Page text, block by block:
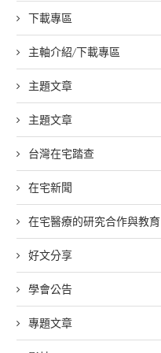
下載專區
主軸介紹/下載專區
主題文章
主題文章
台灣在宅踏查
在宅新聞
在宅醫療的研究合作與教育
好文分享
學會公告
專題文章